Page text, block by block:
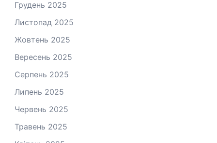
Грудень 2025
Листопад 2025
Жовтень 2025
Вересень 2025
Серпень 2025
Липень 2025
Червень 2025
Травень 2025